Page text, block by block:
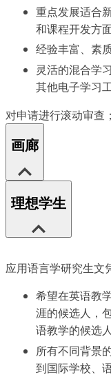
重点发展适合
和课程开发方
经验丰富、素
灵活的混合学
其他电子学习
对申请进行滚动审查
画廊
理想学生
应用语言学研究生文
希望在英语教
涯的候选人，
语教学的候选人
所有不同背景
到国际学校、